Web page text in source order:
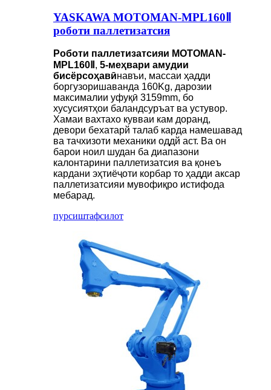
YASKAWA MOTOMAN-MPL160Ⅱ
роботи паллетизатсия
Роботи паллетизатсияи MOTOMAN-
MPL160Ⅱ , 5-меҳвари амудии
бисёрсоҳавӣнавъи, массаи ҳадди
боргузоришаванда 160Kg, дарозии
максималии уфуқӣ 3159mm, бо
хусусиятҳои баландсуръат ва устувор.
Хамаи вахтахо кувваи кам доранд,
девори бехатарй талаб карда намешавад
ва тачхизоти механики оддй аст. Ва он
барои ноил шудан ба диапазони
калонтарини паллетизатсия ва қонеъ
кардани эҳтиёҷоти корбар то ҳадди аксар
паллетизатсияи мувофиқро истифода
мебарад.
пурсиштафсилот